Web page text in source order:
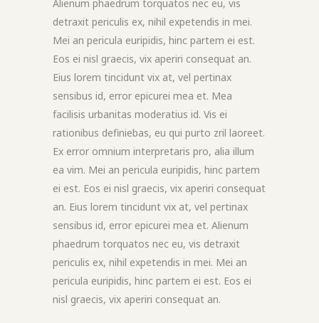
Alienum phaedrum torquatos nec eu, vis
detraxit periculis ex, nihil expetendis in mei.
Mei an pericula euripidis, hinc partem ei est.
Eos ei nisl graecis, vix aperiri consequat an.
Eius lorem tincidunt vix at, vel pertinax
sensibus id, error epicurei mea et. Mea
facilisis urbanitas moderatius id. Vis ei
rationibus definiebas, eu qui purto zril laoreet.
Ex error omnium interpretaris pro, alia illum
ea vim. Mei an pericula euripidis, hinc partem
ei est. Eos ei nisl graecis, vix aperiri consequat
an. Eius lorem tincidunt vix at, vel pertinax
sensibus id, error epicurei mea et. Alienum
phaedrum torquatos nec eu, vis detraxit
periculis ex, nihil expetendis in mei. Mei an
pericula euripidis, hinc partem ei est. Eos ei
nisl graecis, vix aperiri consequat an.